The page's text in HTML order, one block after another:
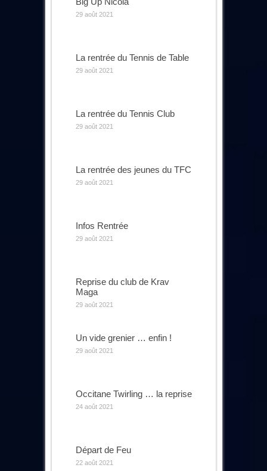
29 août 2021
La rentrée du Tennis de Table
29 août 2021
La rentrée du Tennis Club
29 août 2021
La rentrée des jeunes du TFC
29 août 2021
Infos Rentrée
29 août 2021
Reprise du club de Krav
Maga
29 août 2021
Un vide grenier … enfin !
29 août 2021
Occitane Twirling … la reprise
24 août 2021
Départ de Feu
22 août 2021